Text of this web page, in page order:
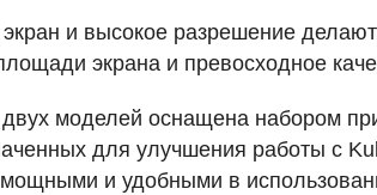
и высокое разрешение
экрана и превосходное
двух моделей оснащена набором
для улучшения работы с
мощными и удобными в